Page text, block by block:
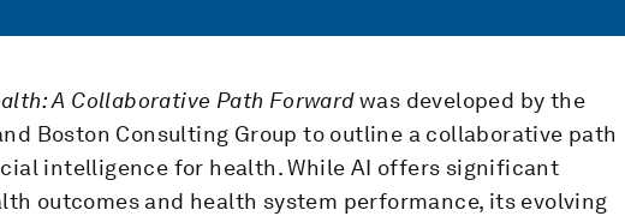
A Collaborative Path Forwardwas developed by the
Boston Consulting Group to outline a collaborative path
intelligence for health. While AI offers significant
outcomes and health system performance, its evolving